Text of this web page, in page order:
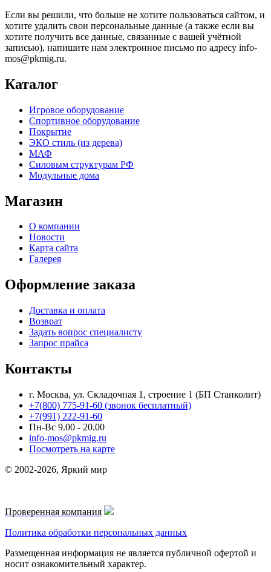
Если вы решили, что больше не хотите пользоваться сайтом, и
хотите удалить свои персональные данные (а также если вы
хотите получить все данные, связанные с вашей учётной
записью), напишите нам электронное письмо по адресу info-
mos@pkmig.ru.
Каталог
Игровое оборудование
Спортивное оборудование
Покрытие
ЭКО стиль (из дерева)
МАФ
Силовым структурам РФ
Модульные дома
Магазин
О компании
Новости
Карта сайта
Галерея
Оформление заказа
Доставка и оплата
Возврат
Задать вопрос специалисту
Запрос прайса
Контакты
г. Москва, ул. Складочная 1, строение 1 (БП Станколит)
+7(800) 775-91-60 (звонок бесплатный)
+7(991) 222-91-60
Пн-Вс 9.00 - 20.00
info-mos@pkmig.ru
Посмотреть на карте
© 2002-2026, Яркий мир
Проверенная компания
Политика обработки персональных данных
Размещенная информация не является публичной офертой и
носит ознакомительный характер.